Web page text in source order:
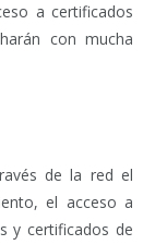
a certificados
con mucha
de la red el
el acceso a
y certificados de